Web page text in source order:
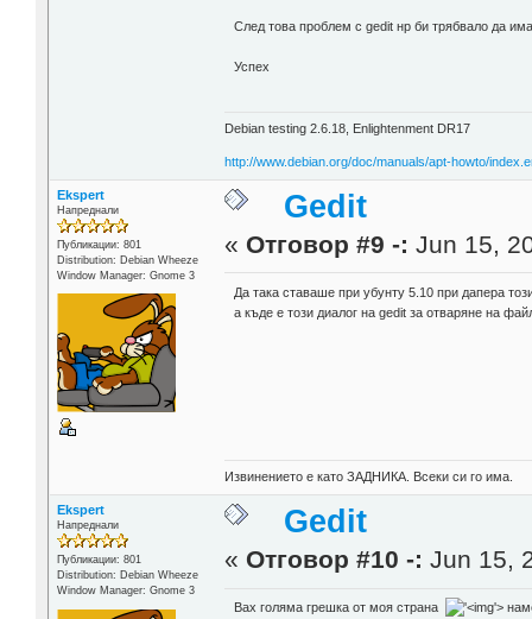
След това проблем с gedit нр би трябвало да
Успех
Debian testing 2.6.18, Enlightenment DR17
http://www.debian.org/doc/manuals/apt-howto/
Ekspert
Напреднали
Публикации: 801
Distribution: Debian Wheeze
Window Manager: Gnome 3
Gedit
« Отговор #9 -: Jun 15,
Да така ставаше при убунту 5.10 при дапера
а къде е този диалог на gedit за отваряне на
Извинението е като ЗАДНИКА. Всеки си го има.
Ekspert
Напреднали
Публикации: 801
Distribution: Debian Wheeze
Window Manager: Gnome 3
Gedit
« Отговор #10 -: Jun 15,
Вах голяма грешка от моя страна '>